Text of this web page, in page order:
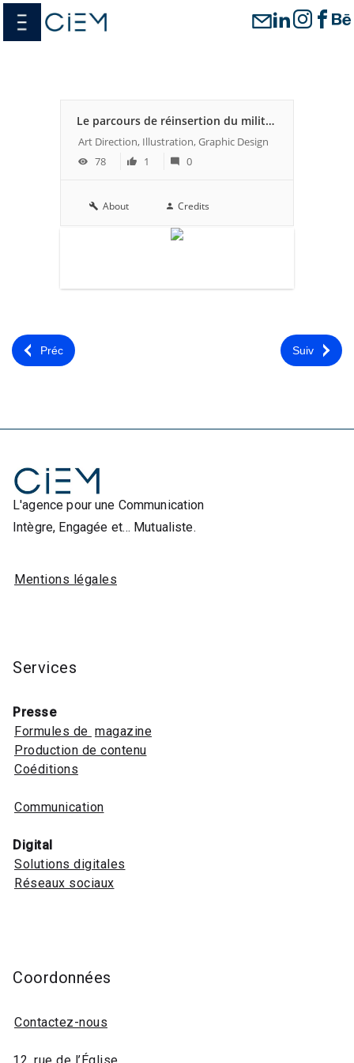
menu
Le parcours de réinsertion du militaire blessé
Art Direction, Illustration, Graphic Design
78
1 0
About Credits
Préc Suiv
L'agence pour une Communication
Intègre, Engagée et… Mutualiste.
Mentions légales
Services
Presse
Formules de magazine
Production de contenu
Coéditions
Communication
Digital
Solutions digitales
Réseaux sociaux
Coordonnées
Contactez-nous